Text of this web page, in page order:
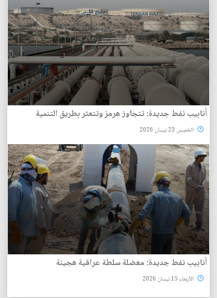
أنابيب نفط جديدة: تتجاوز هرمز وتتعثر بطريق التنمية
الخميس 23 نيسان 2026
أنابيب نفط جديدة: معضلة سلطة عراقية هجينة
الأربعاء 15 نيسان 2026